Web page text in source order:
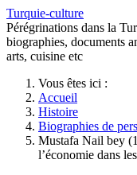
Turquie-culture
Pérégrinations dans la
biographies, documents
arts, cuisine etc
Vous êtes ici :
Accueil
Histoire
Biographies de
Mustafa Nail bey
l’économie dans